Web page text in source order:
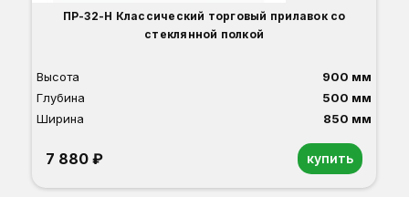
ПР-32-Н Классический торговый прилавок со
стеклянной полкой
Высота
900 мм
Глубина
500 мм
Ширина
850 мм
7 880 ₽ купить